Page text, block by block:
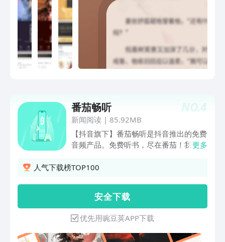
NO.4
番茄畅听
新闻阅读| 85.92MB
【抖音旗下】番茄畅听是抖音推出的免费
音频产品。免费听书，尽在番茄！我们提
版免费畅听】 海量小说，免费畅听！都
都有！ 【听书赚现金】 新人就有大红
包！每天听书赚现金、签到赚现金、开宝
箱赚现金......红包福利应有尽有，随时提
现！ 【海量精品书籍】 每日甄选精品好
更多
人气下载榜TOP100
安 全 下 载
优先用豌豆荚APP下载